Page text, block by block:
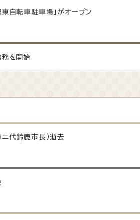
自転車駐車場」がオープン
務を開始
代鈴鹿市長）逝去